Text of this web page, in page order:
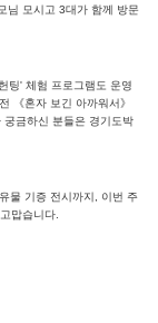
님 모시고 3대가 함께 방문
팅' 체험 프로그램도 운영
《혼자 보긴 아까워서》
금하신 분들은 경기도박
물 기증 전시까지, 이번 주
맙습니다.